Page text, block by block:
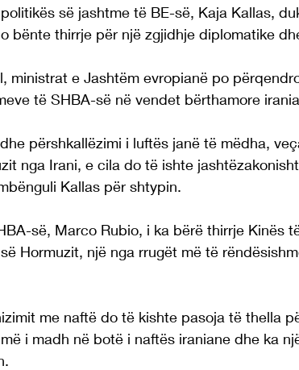
së jashtme të BE-së, Kaja Kallas,
bënte thirrje për një zgjidhje diplomatike
ministrat e Jashtëm evropianë po
të SHBA-së në vendet bërthamore
përshkallëzimi i luftës janë të mëdha,
nga Irani, e cila do të ishte
Kallas për shtypin.
së, Marco Rubio, i ka bërë thirrje Kinës
Hormuzit, një nga rrugët më të
me naftë do të kishte pasoja të thella
i madh në botë i naftës iraniane dhe ka